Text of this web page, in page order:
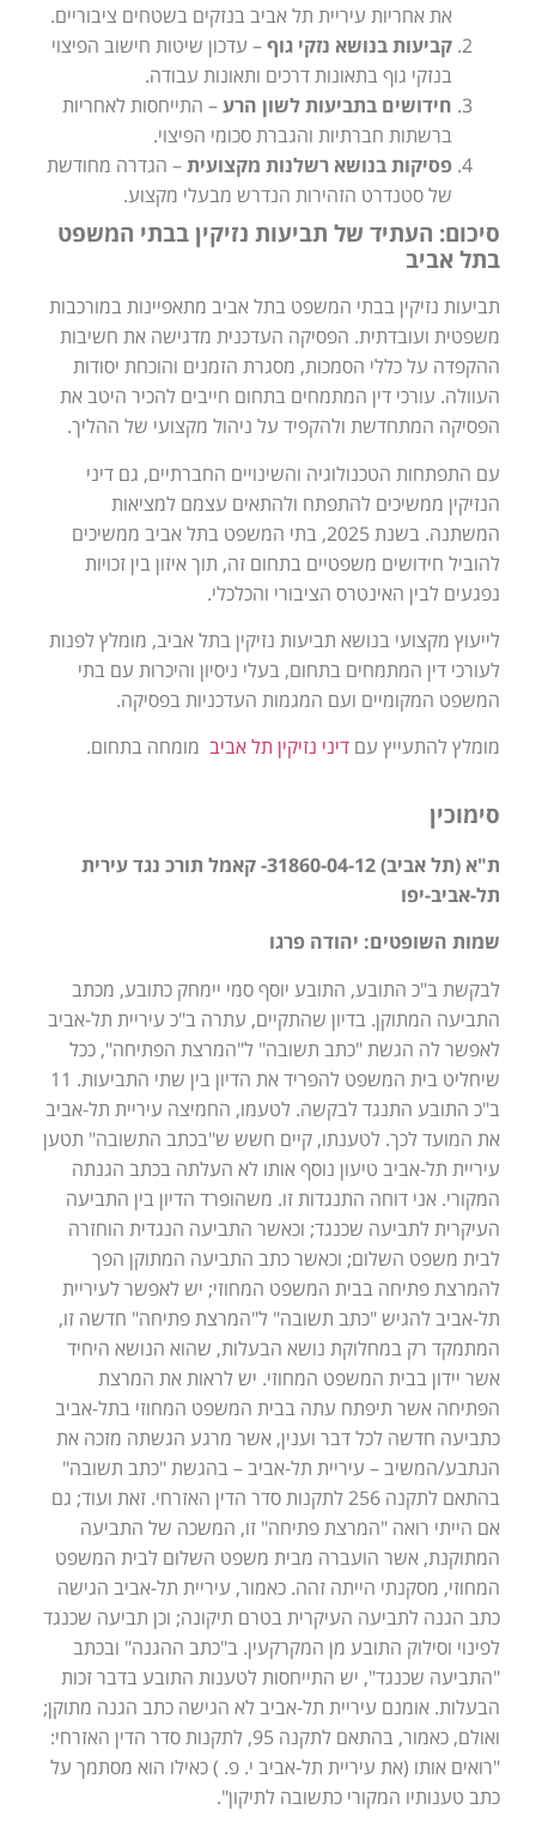
את אחריות עיריית תל אביב בנזקים בשטחים ציבוריים.
קביעות בנושא נזקי גוף– עדכון שיטות חישוב הפיצוי
בנזקי גוף בתאונות דרכים ותאונות עבודה.
חידושים בתביעות לשון הרע– התייחסות לאחריות
ברשתות חברתיות והגברת סכומי הפיצוי.
פסיקות בנושא רשלנות מקצועית– הגדרה מחודשת
של סטנדרט הזהירות הנדרש מבעלי מקצוע.
סיכום: העתיד של תביעות נזיקין בבתי המשפט
בתל אביב
תביעות נזיקין בבתי המשפט בתל אביב מתאפיינות במורכבות
משפטית ועובדתית. הפסיקה העדכנית מדגישה את חשיבות
ההקפדה על כללי הסמכות, מסגרת הזמנים והוכחת יסודות
העוולה. עורכי דין המתמחים בתחום חייבים להכיר היטב את
הפסיקה המתחדשת ולהקפיד על ניהול מקצועי של ההליך.
עם התפתחות הטכנולוגיה והשינויים החברתיים, גם דיני
הנזיקין ממשיכים להתפתח ולהתאים עצמם למציאות
המשתנה. בשנת 2025, בתי המשפט בתל אביב ממשיכים
להוביל חידושים משפטיים בתחום זה, תוך איזון בין זכויות
נפגעים לבין האינטרס הציבורי והכלכלי.
לייעוץ מקצועי בנושא תביעות נזיקין בתל אביב, מומלץ לפנות
לעורכי דין המתמחים בתחום, בעלי ניסיון והיכרות עם בתי
המשפט המקומיים ועם המגמות העדכניות בפסיקה.
מומלץ להתעייץ עם דיני נזיקין תל אביב מומחה בתחום.
סימוכין
ת"א (תל אביב) 31860-04-12- קאמל תורכ נגד עירית
תל-אביב-יפו
שמות השופטים: יהודה פרגו
לבקשת ב"כ התובע, התובע יוסף סמי יימחק כתובע, מכתב
התביעה המתוקן. בדיון שהתקיים, עתרה ב"כ עיריית תל-אביב
לאפשר לה הגשת "כתב תשובה" ל"המרצת הפתיחה", ככל
שיחליט בית המשפט להפריד את הדיון בין שתי התביעות. 11
ב"כ התובע התנגד לבקשה. לטעמו, החמיצה עיריית תל-אביב
את המועד לכך. לטענתו, קיים חשש ש"בכתב התשובה" תטען
עיריית תל-אביב טיעון נוסף אותו לא העלתה בכתב הגנתה
המקורי. אני דוחה התנגדות זו. משהופרד הדיון בין התביעה
העיקרית לתביעה שכנגד; וכאשר התביעה הנגדית הוחזרה
לבית משפט השלום; וכאשר כתב התביעה המתוקן הפך
להמרצת פתיחה בבית המשפט המחוזי; יש לאפשר לעיריית
תל-אביב להגיש "כתב תשובה" ל"המרצת פתיחה" חדשה זו,
המתמקד רק במחלוקת נושא הבעלות, שהוא הנושא היחיד
אשר יידון בבית המשפט המחוזי. יש לראות את המרצת
הפתיחה אשר תיפתח עתה בבית המשפט המחוזי בתל-אביב
כתביעה חדשה לכל דבר וענין, אשר מרגע הגשתה מזכה את
הנתבע/המשיב – עיריית תל-אביב – בהגשת "כתב תשובה"
בהתאם לתקנה 256 לתקנות סדר הדין האזרחי. זאת ועוד; גם
אם הייתי רואה "המרצת פתיחה" זו, המשכה של התביעה
המתוקנת, אשר הועברה מבית משפט השלום לבית המשפט
המחוזי, מסקנתי הייתה זהה. כאמור, עיריית תל-אביב הגישה
כתב הגנה לתביעה העיקרית בטרם תיקונה; וכן תביעה שכנגד
לפינוי וסילוק התובע מן המקרקעין. ב"כתב ההגנה" ובכתב
"התביעה שכנגד", יש התייחסות לטענות התובע בדבר זכות
הבעלות. אומנם עיריית תל-אביב לא הגישה כתב הגנה מתוקן;
ואולם, כאמור, בהתאם לתקנה 95, לתקנות סדר הדין האזרחי:
"רואים אותו (את עיריית תל-אביב י. פ. ) כאילו הוא מסתמך על
כתב טענותיו המקורי כתשובה לתיקון".